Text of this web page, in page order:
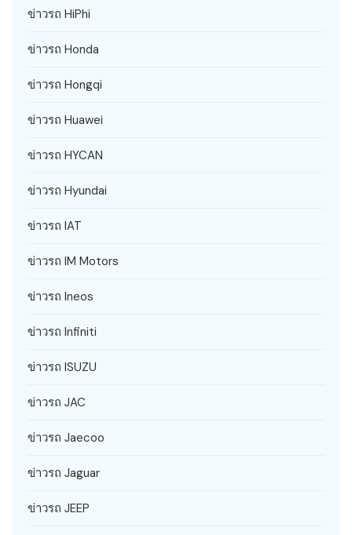
ข่าวรถ HiPhi
ข่าวรถ Honda
ข่าวรถ Hongqi
ข่าวรถ Huawei
ข่าวรถ HYCAN
ข่าวรถ Hyundai
ข่าวรถ IAT
ข่าวรถ IM Motors
ข่าวรถ Ineos
ข่าวรถ Infiniti
ข่าวรถ ISUZU
ข่าวรถ JAC
ข่าวรถ Jaecoo
ข่าวรถ Jaguar
ข่าวรถ JEEP